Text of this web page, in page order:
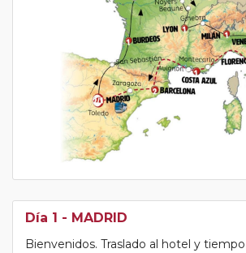
Día 1 - MADRID
Bienvenidos. Traslado al hotel y